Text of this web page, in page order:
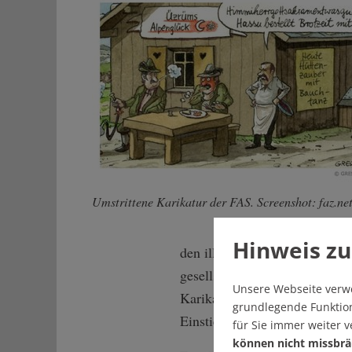
Umstrittene Karikatur der FAS. Screenshot: faz.net
den illustrierten Witzen,
gesellschaftlichen
Karikatur jedoch sofort ins
Einstieg in einen
Hinweis
Unsere Webseite
grundlegende
für Sie immer weiter
können nicht